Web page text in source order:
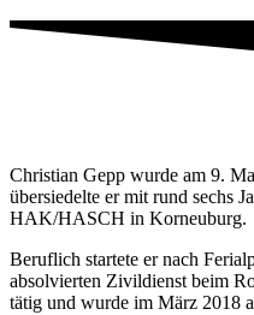
Christian Gepp wurde am 9.
übersiedelte er mit rund sechs
HAK/HASCH in Korneuburg.
Beruflich startete er nach
absolvierten Zivildienst beim
tätig und wurde im März 2018